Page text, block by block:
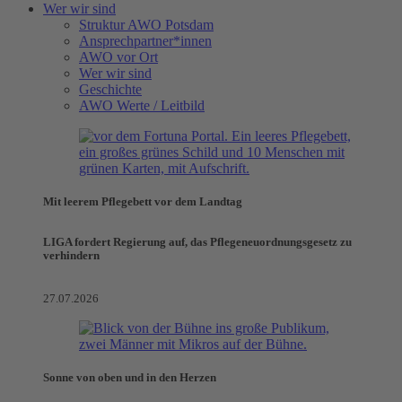
Wer wir sind
Struktur AWO Potsdam
Ansprechpartner*innen
AWO vor Ort
Wer wir sind
Geschichte
AWO Werte / Leitbild
Mit leerem Pflegebett vor dem Landtag
LIGA fordert Regierung auf, das Pflegeneuordnungsgesetz zu
verhindern
27.07.2026
Sonne von oben und in den Herzen